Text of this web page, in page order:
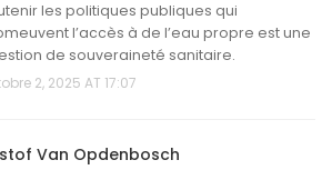
les politiques publiques qui
l’accès à de l’eau propre est une
de souveraineté sanitaire.
2, 2025 AT 17:07
Van Opdenbosch